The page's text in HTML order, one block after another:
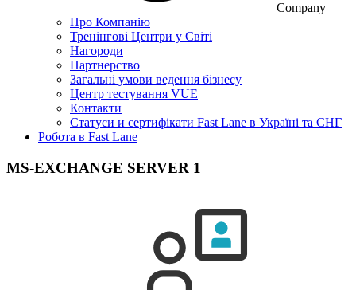
Company
Про Компанію
Тренінгові Центри у Світі
Нагороди
Партнерство
Загальні умови ведення бізнесу
Центр тестування VUE
Контакти
Статуси и сертифікати Fast Lane в Україні та СНГ
Робота в Fast Lane
MS-EXCHANGE SERVER 1